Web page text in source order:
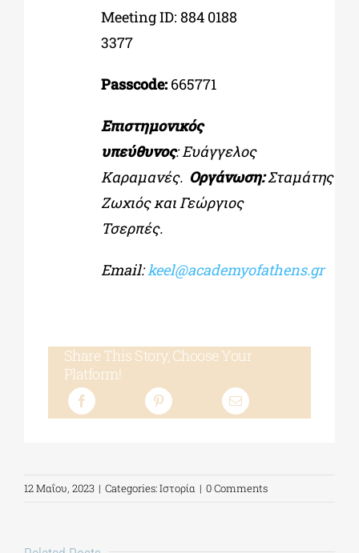
Meeting ID: 884 0188
3377
Passcode:665771
Επιστημονικός
υπεύθυνος: Ευάγγελος
Καραμανές. Οργάνωση:Σταμάτης
Ζωχιός και Γεώργιος
Τσερπές.
Email:keel@academyofathens.gr
Share This Story, Choose Your
Platform!
12 Μαΐου, 2023 | Categories:Ιστορία | 0 Comments